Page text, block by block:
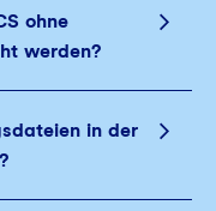
ohne
werden?
in der